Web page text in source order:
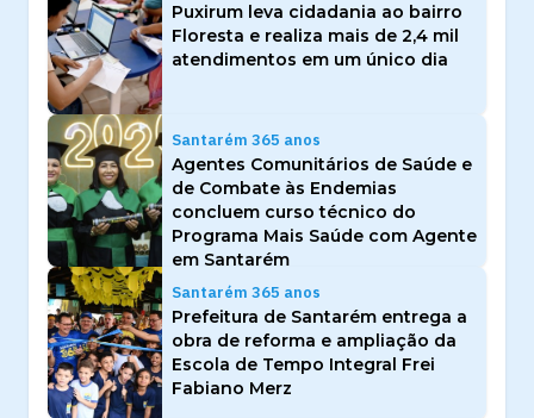
Puxirum leva cidadania ao bairro
Floresta e realiza mais de 2,4 mil
atendimentos em um único dia
Santarém 365 anos
Agentes Comunitários de Saúde e
de Combate às Endemias
concluem curso técnico do
Programa Mais Saúde com Agente
em Santarém
Santarém 365 anos
Prefeitura de Santarém entrega a
obra de reforma e ampliação da
Escola de Tempo Integral Frei
Fabiano Merz